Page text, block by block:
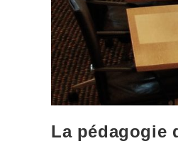
La pédagogie